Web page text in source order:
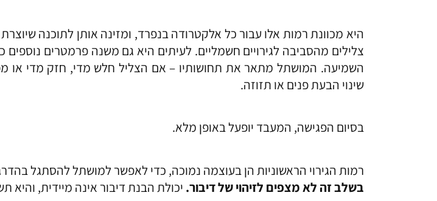
היא מכוונת רמות אלו עבור כל אלקטרודה בנפרד, ומזינה אותן לתוכנה
צלילים מהסביבה לגירויים חשמליים. לעיתים היא גם משנה פרמטרים
השמיעה. המושתל מתאר את תחושותיו – אם הצליל חלש מדי, חזק מדי או
שינוי הבעת פנים או תזוזה.
בסיום הפגישה, המעבד יופעל באופן מלא.
רמות הגירוי הראשוניות הן בעוצמה נמוכה, כדי לאפשר למושתל להסתגל
בשלב זה לא מצפים לזיהוי של דיבור. יכולת הבנת דיבור אינה מיידית,